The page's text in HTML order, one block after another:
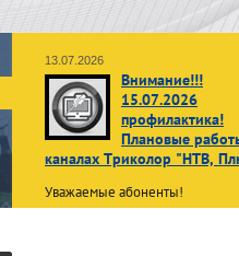
13.07.2026
Внимание!!!
15.07.2026
профилактика!
Плановые
каналах Триколор "НТВ,
Уважаемые абоненты!